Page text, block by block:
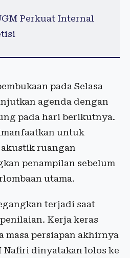
Perkuat Internal
pada Selasa
agenda dengan
pada hari berikutnya.
untuk
ruangan
penampilan sebelum
utama.
terjadi saat
Kerja keras
masa persiapan akhirnya
Nafiri dinyatakan lolos ke